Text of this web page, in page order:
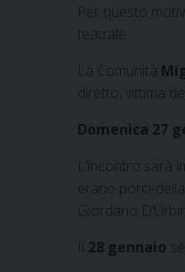
Per questo
teatrale.
La Comunità
diretto, vittima
Domenica 27
L’incontro sarà
erano porci-
Giordano
28 gennaio